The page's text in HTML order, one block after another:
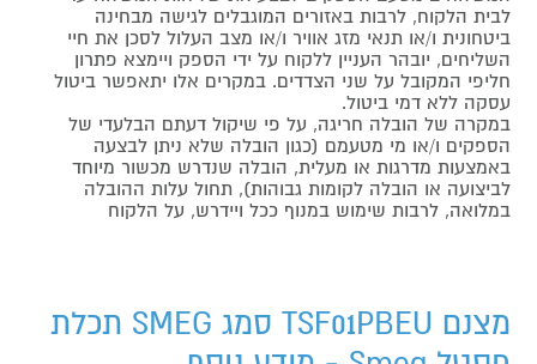
לבית הלקוח, לרבות באזורים המוגבלים לגישה מבחינה
ביטחונית ו/או תנאי מזג אוויר ו/או מצב העלול לסכן את חיי
השליחים, יובהר העניין ללקוח על ידי הספק ויימצא פתרון
חליפי המקובל על שני הצדדים. במקרים אלו יתאפשר ביטול
עסקה ללא דמי ביטול.
במקרה של הובלה חריגה, על פי שיקול דעתם הבלעדי של
הספקים ו/או מי מטעמם (כגון הובלה שלא ניתן לבצעה
באמצעות מדרגות או מעלית, הובלה שנדרש מכשור מיוחד
לביצועה או הובלה לקומות גבוהות), תחול עלות ההובלה
במלואה, לרבות שימוש במנוף ככל ויידרש, על הלקוח
מצנם TSF01PBEU סמג SMEG תכלת